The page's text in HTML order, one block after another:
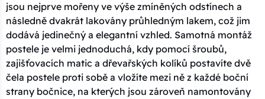
jsou nejprve mořeny ve výše zmíněných odstínech a
následně dvakrát lakovány průhledným lakem, což jim
dodává jedinečný a elegantní vzhled. Samotná montáž
postele je velmi jednoduchá, kdy pomocí šroubů,
zajišťovacích matic a dřevařských kolíků postavíte dvě
čela postele proti sobě a vložíte mezi ně z každé boční
strany bočnice, na kterých jsou zároveň namontovány